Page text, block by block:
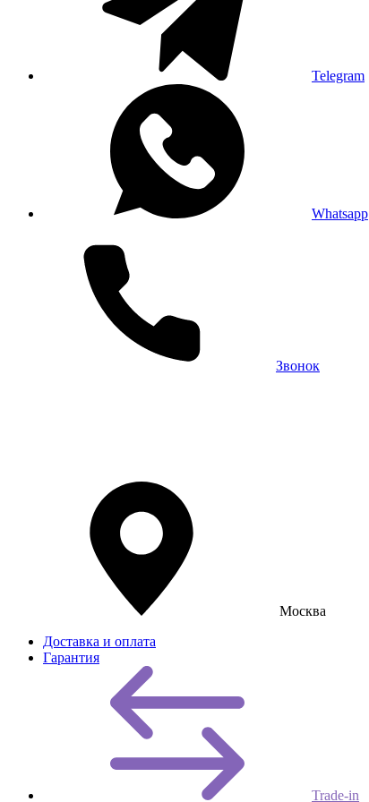
Telegram
Whatsapp
Звонок
Москва
Доставка и оплата
Гарантия
Trade-in